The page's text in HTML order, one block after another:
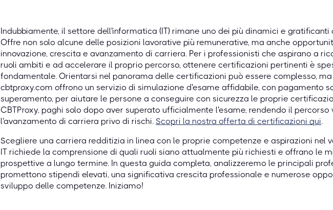
Indubbiamente, il settore dell'informatica (IT) rimane uno dei più dinamici e gratificanti
Offre non solo alcune delle posizioni lavorative più remunerative, ma anche
innovazione, crescita e avanzamento di carriera. Per i professionisti che aspirano a
ruoli ambiti e ad accelerare il proprio percorso, ottenere certificazioni pertinenti è
fondamentale. Orientarsi nel panorama delle certificazioni può essere complesso,
cbtproxy.com offrono un servizio di simulazione d'esame affidabile, con pagamento
superamento, per aiutare le persone a conseguire con sicurezza le proprie
CBTProxy, paghi solo dopo aver superato ufficialmente l'esame, rendendo il percorso
l'avanzamento di carriera privo di rischi. Scopri la nostra offerta di certificazioni qui.
Scegliere una carriera redditizia in linea con le proprie competenze e aspirazioni nel
IT richiede la comprensione di quali ruoli siano attualmente più richiesti e offrano le
prospettive a lungo termine. In questa guida completa, analizzeremo le principali
promettono stipendi elevati, una significativa crescita professionale e numerose
sviluppo delle competenze. Iniziamo!